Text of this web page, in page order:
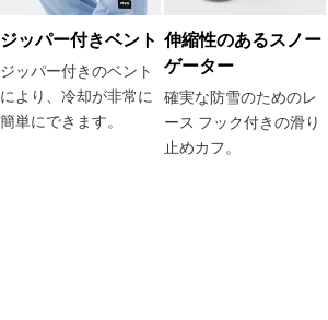
ジッパー付きベント
ジッパー付きのベント
により、冷却が非常に
簡単にできます。
伸縮性のあるスノー
ゲーター
確実な防雪のためのレ
ース フック付きの滑り
止めカフ。